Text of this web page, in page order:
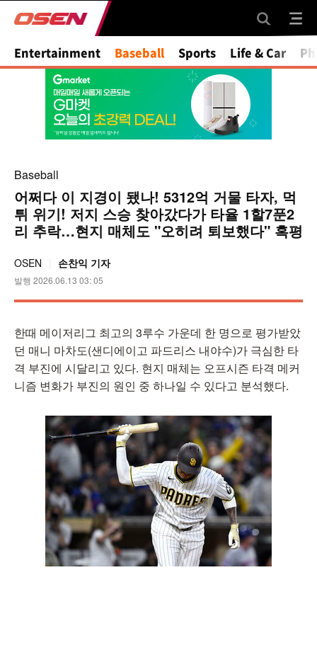
Mute
Entertainment Baseball Sports Life & Car
Baseball
어쩌다 이 지경이 됐나! 5312억 거물 타자, 먹
튀 위기! 저지 스승 찾아갔다가 타율 1할7푼2
리 추락…현지 매체도 "오히려 퇴보했다" 혹평
OSEN 손찬익 기자
발행 2026.06.13 03: 05
한때 메이저리그 최고의 3루수 가운데 한 명으로 평가받았
던 매니 마차도(샌디에이고 파드리스 내야수)가 극심한 타
격 부진에 시달리고 있다. 현지 매체는 오프시즌 타격 메커
니즘 변화가 부진의 원인 중 하나일 수 있다고 분석했다.